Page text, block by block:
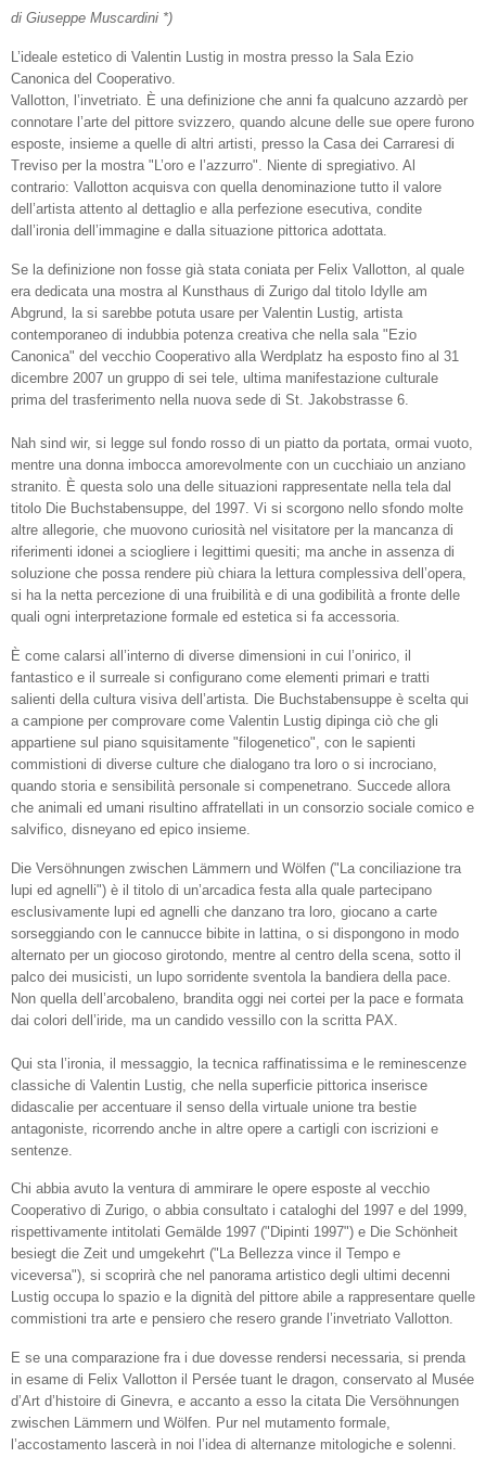
di Giuseppe Muscardini *)
L’ideale estetico di Valentin Lustig in mostra presso la Sala Ezio
Canonica del Cooperativo.
Vallotton, l’invetriato. È una definizione che anni fa qualcuno azzardò per
connotare l’arte del pittore svizzero, quando alcune delle sue opere furono
esposte, insieme a quelle di altri artisti, presso la Casa dei Carraresi di
Treviso per la mostra "L’oro e l’azzurro". Niente di spregiativo. Al
contrario: Vallotton acquisva con quella denominazione tutto il valore
dell’artista attento al dettaglio e alla perfezione esecutiva, condite
dall’ironia dell’immagine e dalla situazione pittorica adottata.
Se la definizione non fosse già stata coniata per Felix Vallotton, al quale
era dedicata una mostra al Kunsthaus di Zurigo dal titolo Idylle am
Abgrund, la si sarebbe potuta usare per Valentin Lustig, artista
contemporaneo di indubbia potenza creativa che nella sala "Ezio
Canonica" del vecchio Cooperativo alla Werdplatz ha esposto fino al 31
dicembre 2007 un gruppo di sei tele, ultima manifestazione culturale
prima del trasferimento nella nuova sede di St. Jakobstrasse 6.
Nah sind wir, si legge sul fondo rosso di un piatto da portata, ormai vuoto,
mentre una donna imbocca amorevolmente con un cucchiaio un anziano
stranito. È questa solo una delle situazioni rappresentate nella tela dal
titolo Die Buchstabensuppe, del 1997. Vi si scorgono nello sfondo molte
altre allegorie, che muovono curiosità nel visitatore per la mancanza di
riferimenti idonei a sciogliere i legittimi quesiti; ma anche in assenza di
soluzione che possa rendere più chiara la lettura complessiva dell’opera,
si ha la netta percezione di una fruibilità e di una godibilità a fronte delle
quali ogni interpretazione formale ed estetica si fa accessoria.
È come calarsi all’interno di diverse dimensioni in cui l’onirico, il
fantastico e il surreale si configurano come elementi primari e tratti
salienti della cultura visiva dell’artista. Die Buchstabensuppe è scelta qui
a campione per comprovare come Valentin Lustig dipinga ciò che gli
appartiene sul piano squisitamente "filogenetico", con le sapienti
commistioni di diverse culture che dialogano tra loro o si incrociano,
quando storia e sensibilità personale si compenetrano. Succede allora
che animali ed umani risultino affratellati in un consorzio sociale comico e
salvifico, disneyano ed epico insieme.
Die Versöhnungen zwischen Lämmern und Wölfen ("La conciliazione tra
lupi ed agnelli") è il titolo di un’arcadica festa alla quale partecipano
esclusivamente lupi ed agnelli che danzano tra loro, giocano a carte
sorseggiando con le cannucce bibite in lattina, o si dispongono in modo
alternato per un giocoso girotondo, mentre al centro della scena, sotto il
palco dei musicisti, un lupo sorridente sventola la bandiera della pace.
Non quella dell’arcobaleno, brandita oggi nei cortei per la pace e formata
dai colori dell’iride, ma un candido vessillo con la scritta PAX.
Qui sta l’ironia, il messaggio, la tecnica raffinatissima e le reminescenze
classiche di Valentin Lustig, che nella superficie pittorica inserisce
didascalie per accentuare il senso della virtuale unione tra bestie
antagoniste, ricorrendo anche in altre opere a cartigli con iscrizioni e
sentenze.
Chi abbia avuto la ventura di ammirare le opere esposte al vecchio
Cooperativo di Zurigo, o abbia consultato i cataloghi del 1997 e del 1999,
rispettivamente intitolati Gemälde 1997 ("Dipinti 1997") e Die Schönheit
besiegt die Zeit und umgekehrt ("La Bellezza vince il Tempo e
viceversa"), si scoprirà che nel panorama artistico degli ultimi decenni
Lustig occupa lo spazio e la dignità del pittore abile a rappresentare quelle
commistioni tra arte e pensiero che resero grande l’invetriato Vallotton.
E se una comparazione fra i due dovesse rendersi necessaria, si prenda
in esame di Felix Vallotton il Persée tuant le dragon, conservato al Musée
d’Art d’histoire di Ginevra, e accanto a esso la citata Die Versöhnungen
zwischen Lämmern und Wölfen. Pur nel mutamento formale,
l’accostamento lascerà in noi l’idea di alternanze mitologiche e solenni.